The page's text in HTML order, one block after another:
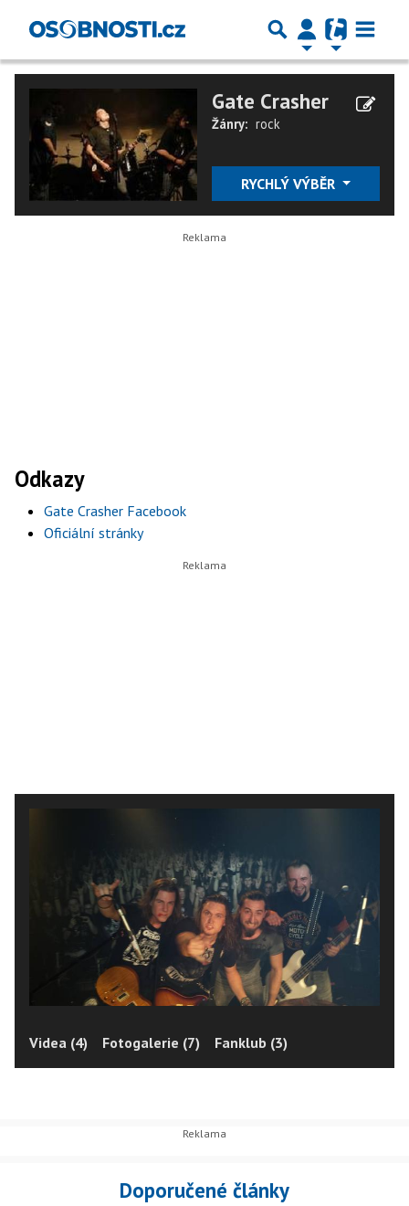
Gate Crasher
Žánry: rock
RYCHLÝ VÝBĚR
Odkazy
Gate Crasher Facebook
Oficiální stránky
Videa (4) Fotogalerie (7) Fanklub (3)
Doporučené články